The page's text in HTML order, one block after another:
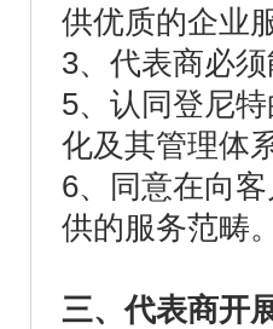
供优质的企业
3、代表商必
5、认同登尼
化及其管理体
6、同意在向
供的服务范畴
三、代表商开